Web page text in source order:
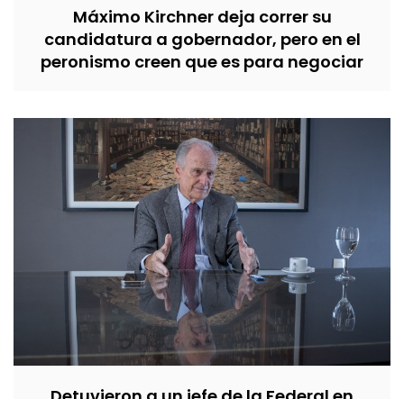
Máximo Kirchner deja correr su
candidatura a gobernador, pero en el
peronismo creen que es para negociar